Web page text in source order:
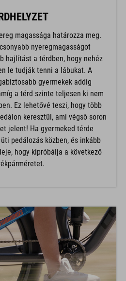
magassága határozza meg.
nyeregmagasságot
hajlítást a térdben, hogy nehéz
le tudják tenni a lábukat. A
gyermekek addig
a térd szinte teljesen ki nem
Ez lehetővé teszi, hogy több
keresztül, ami végső soron
jelent! Ha gyermeked térde
pedálozás közben, és inkább
hogy kipróbálja a következő